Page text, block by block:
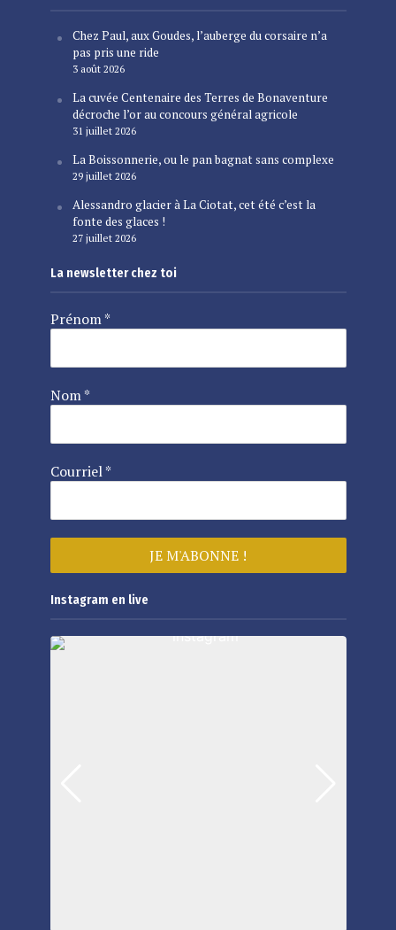
Chez Paul, aux Goudes, l’auberge du corsaire n’a
pas pris une ride
3 août 2026
La cuvée Centenaire des Terres de Bonaventure
décroche l’or au concours général agricole
31 juillet 2026
La Boissonnerie, ou le pan bagnat sans complexe
29 juillet 2026
Alessandro glacier à La Ciotat, cet été c’est la
fonte des glaces !
27 juillet 2026
La newsletter chez toi
Prénom*
Nom*
Courriel*
Instagram en live